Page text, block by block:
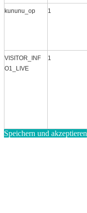
kununu_op 1
VISITOR_INF
O1_LIVE
1
Speichern und akzeptieren